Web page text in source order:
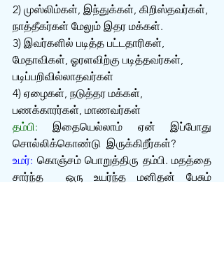
2) முஸ்லிம்கள், இந்துக்கள், கிறிஸ்தவர்கள்,
நாத்தீகர்கள் மேலும் இதர மக்கள்.
3) இவர்களில் படித்த பட்டதாரிகள்,
மேதாவிகள், ஓரளவிற்கு படித்தவர்கள்,
படிப்பறிவில்லாதவர்கள்
4) ஏழைகள், நடுத்தர மக்கள்,
பணக்காரர்கள், மாணவர்கள்
தம்பி: இதையெல்லாம் ஏன் இப்போது
சொல்லிக்கொண்டு  இருக்கிறீர்கள்?
உமர்: கொஞ்சம் பொறுத்திரு தம்பி. மதத்தை
சார்ந்த  ஒரு உயர்ந்த மனிதன் பேசும்